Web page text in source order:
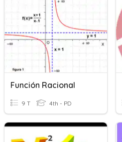
Función Racional
9 T 4th - PD